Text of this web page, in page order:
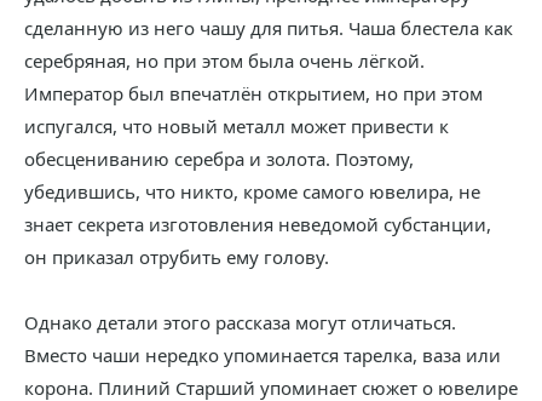
сделанную из него чашу для питья. Чаша блестела как
серебряная, но при этом была очень лёгкой.
Император был впечатлён открытием, но при этом
испугался, что новый металл может привести к
обесцениванию серебра и золота. Поэтому,
убедившись, что никто, кроме самого ювелира, не
знает секрета изготовления неведомой субстанции,
он приказал отрубить ему голову.
Однако детали этого рассказа могут отличаться.
Вместо чаши нередко упоминается тарелка, ваза или
корона. Плиний Старший упоминает сюжет о ювелире